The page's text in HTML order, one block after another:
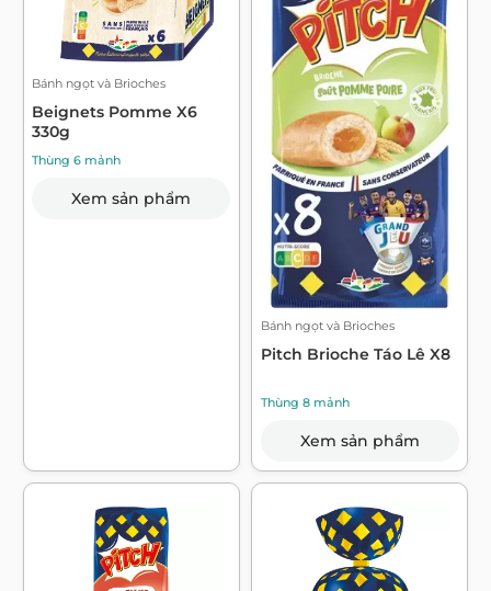
Bánh ngọt và Brioches
Beignets Pomme X6
330g
Thùng 6 mảnh
Xem sản phẩm
Bánh ngọt và Brioches
Pitch Brioche Táo Lê X8
Thùng 8 mảnh
Xem sản phẩm